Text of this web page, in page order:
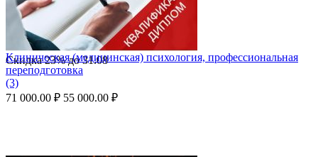
Скидка23%до31.08
Клиническая (медицинская) психология, профессиональная
переподготовка
(3)
71 000.00 ₽ 55 000.00 ₽